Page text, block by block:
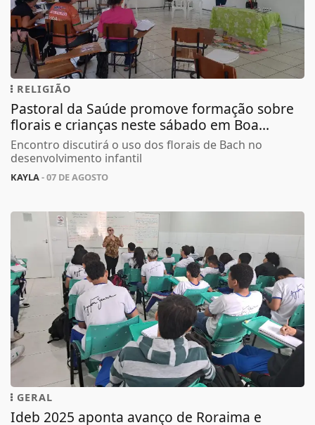
RELIGIÃO
Pastoral da Saúde promove formação sobre
florais e crianças neste sábado em Boa...
Encontro discutirá o uso dos florais de Bach no
desenvolvimento infantil
KAYLA- 07 DE AGOSTO
GERAL
Ideb 2025 aponta avanço de Roraima e